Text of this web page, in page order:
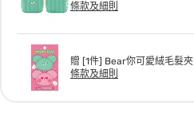
條款及細則
贈 [1件] Bear你可愛絨毛髮夾
條款及細則